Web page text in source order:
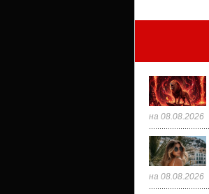
на 08.08.2026
на 08.08.2026